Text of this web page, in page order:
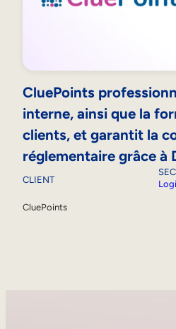
CluePoints
interne, ainsi que la
clients, et garantit la
réglementaire grâce à
CLIENT
CluePoints